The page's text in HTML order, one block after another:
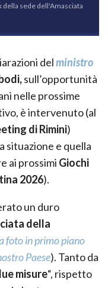
della sede dell'Amasciata
delministro
sull’opportunità
nelle prossime
è intervenuto (al
di Rimini)
situazione e quella
ai prossimi Giochi
2026).
un duro
della
foto in primo piano
Paese). Tanto da
misure“, rispetto